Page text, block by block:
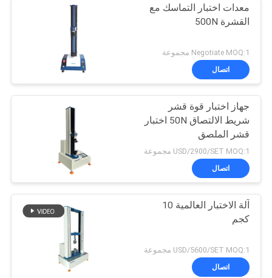
معدات اختبار التماسك مع
القشرة 500N
Negotiate MOQ:1 مجموعة
اتصال
جهاز اختبار قوة قشر
شريط الالتصاق 50N اختبار
قشر الملصق
USD/2900/SET MOQ:1 مجموعة
اتصال
آلة الاختبار العالمية 10
كجم
USD/5600/SET MOQ:1 مجموعة
اتصال